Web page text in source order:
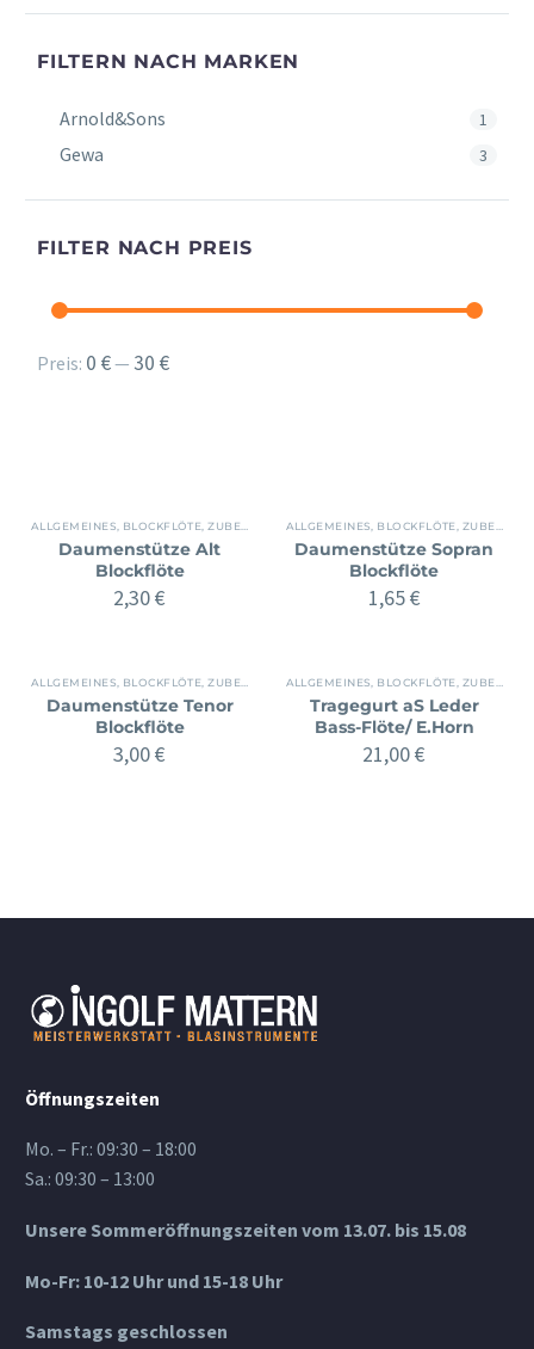
FILTERN NACH MARKEN
Arnold&Sons 1
Gewa 3
FILTER NACH PREIS
Min.
Max.
Preis: 0 €— 30 €
ALLGEMEINES BLOCKFLÖTE ,ZUBEHÖR
Daumenstütze Alt
Blockflöte
2,30€
ALLGEMEINES BLOCKFLÖTE ZUBEHÖR
Daumenstütze Sopran
Blockflöte
1,65€
ALLGEMEINES BLOCKFLÖTE ,ZUBEHÖR
Daumenstütze Tenor
Blockflöte
3,00€
ALLGEMEINES BLOCKFLÖTE ZUBEHÖR
Tragegurt aS Leder
Bass-Flöte/ E.Horn
21,00€
Öffnungszeiten
Mo. – Fr.: 09:30 – 18:00
Sa.: 09:30 – 13:00
Unsere Sommeröffnungszeiten vom 13.07. bis 15.08
Mo-Fr: 10-12 Uhr und 15-18 Uhr
Samstags geschlossen